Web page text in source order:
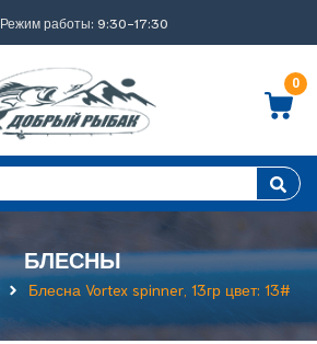
Режим работы: 9:30-17:30
0
БЛЕСНЫ
Блесна Vortex spinner, 13гр цвет: 13#